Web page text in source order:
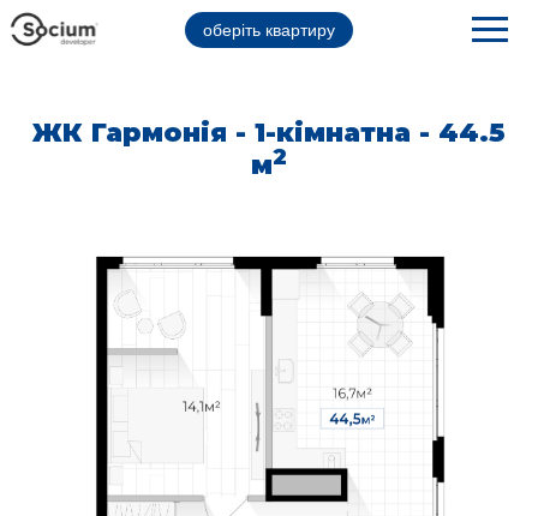
оберіть квартиру
ЖК Гармонія - 1-кімнатна - 44.5
м2